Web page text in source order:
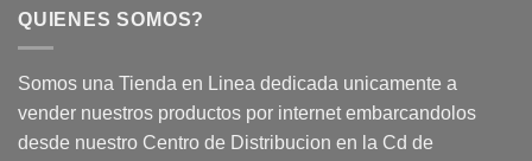
QUIENES SOMOS?
Somos una Tienda en Linea dedicada unicamente a
vender nuestros productos por internet embarcandolos
desde nuestro Centro de Distribucion en la Cd de